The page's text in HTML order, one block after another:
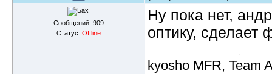
Сообщений: 909
Статус: Offline
Ну пока нет,
оптику, сделает
kyosho MFR, Team